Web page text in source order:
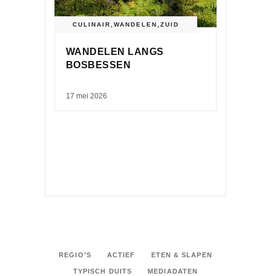
CULINAIR,WANDELEN ,ZUID
WANDELEN LANGS
BOSBESSEN
17 mei 2026
REGIO’S ACTIEF ETEN & SLAPEN
TYPISCH DUITS MEDIADATEN